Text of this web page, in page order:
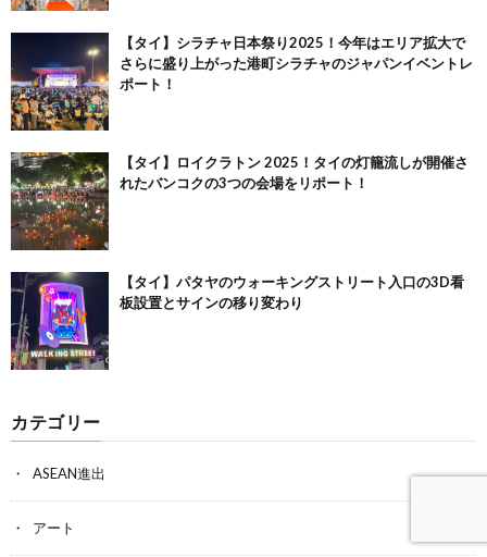
【タイ】シラチャ日本祭り2025！今年はエリア拡大で
さらに盛り上がった港町シラチャのジャパンイベントレ
ポート！
【タイ】ロイクラトン 2025！タイの灯籠流しが開催さ
れたバンコクの3つの会場をリポート！
【タイ】パタヤのウォーキングストリート入口の3D看
板設置とサインの移り変わり
カテゴリー
ASEAN進出
アート